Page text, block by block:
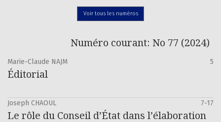
correspondants étrangers qui contribueront à restituer,
en langue arabe ou en langue française, les évolutions
départ par les fondateurs, est destiné à faciliter la
ceux des systèmes continentaux. Il n’exclut pas la
publication de contributions en langue anglaise dès lors
vocation de Proche-Orient, Études juridiques prolonge
ainsi celle de la Faculté de droit de l’Université Saint-
Voir tous les numéros
Numéro courant: No 77 (2024)
Marie-Claude NAJM 5
Éditorial
Joseph CHAOUL 7-17
Le rôle du Conseil d’État dans l’élaboration